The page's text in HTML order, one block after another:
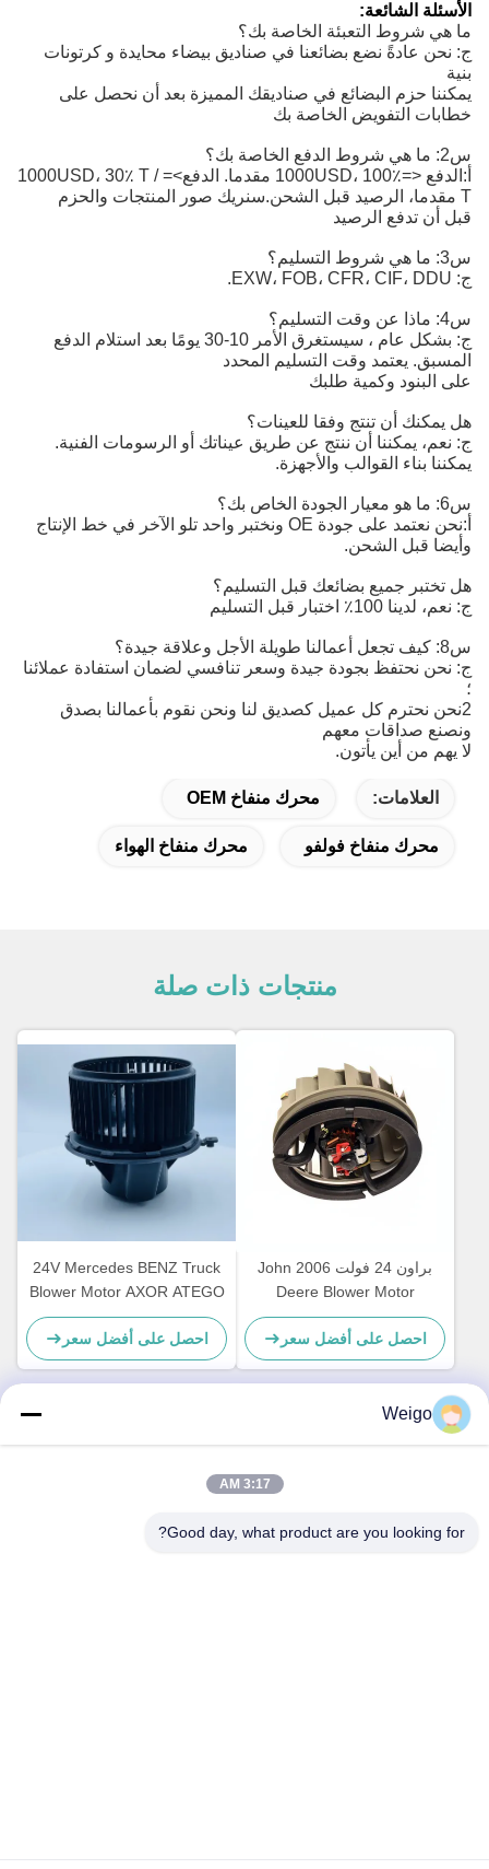
الأسئلة الشائعة:
ما هي شروط التعبئة الخاصة بك؟
ج: نحن عادةً نضع بضائعنا في صناديق بيضاء محايدة و كرتونات
بنية
يمكننا حزم البضائع في صناديقك المميزة بعد أن نحصل على
خطابات التفويض الخاصة بك
س2: ما هي شروط الدفع الخاصة بك؟
أ:
الدفع <=1000USD، 100٪ مقدما. الدفع>=1000USD، 30٪ T /
T مقدما، الرصيد قبل الشحن.
سنريك صور المنتجات والحزم
قبل أن تدفع الرصيد
س3: ما هي شروط التسليم؟
ج: EXW، FOB، CFR، CIF، DDU.
س4: ماذا عن وقت التسليم؟
ج: بشكل عام ، سيستغرق الأمر 10-30 يومًا بعد استلام الدفع
المسبق. يعتمد وقت التسليم المحدد
على البنود وكمية طلبك
هل يمكنك أن تنتج وفقا للعينات؟
ج: نعم، يمكننا أن ننتج عن طريق عيناتك أو الرسومات الفنية.
يمكننا بناء القوالب والأجهزة.
س6: ما هو معيار الجودة الخاص بك؟
أ:
وأيضا قبل الشحن.
هل تختبر جميع بضائعك قبل التسليم؟
ج: نعم، لدينا 100٪ اختبار قبل التسليم
س8: كيف تجعل أعمالنا طويلة الأجل وعلاقة جيدة؟
ج: نحن نحتفظ بجودة جيدة وسعر تنافسي لضمان استفادة عملائنا
؛
2نحن نحترم كل عميل كصديق لنا ونحن نقوم بأعمالنا بصدق
ونصنع صداقات معهم
لا يهم من أين يأتون.
العلامات: محرك منفاخ OEM
محرك منفاخ فولفو محرك منفاخ الهواء
منتجات ذات صلة
براون 24 فولت 2006 John
Deere Blower Motor
AL58527 62412082 ضمان
عام واحد
احصل على أفضل سعر
24V Mercedes BENZ Truck
Blower Motor AXOR ATEGO
OEM A0038300108
احصل على أفضل سعر
Weigo
3:17 AM
Good day, what product are you looking for?